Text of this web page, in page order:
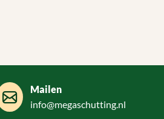
Mailen
info@megaschutting.nl